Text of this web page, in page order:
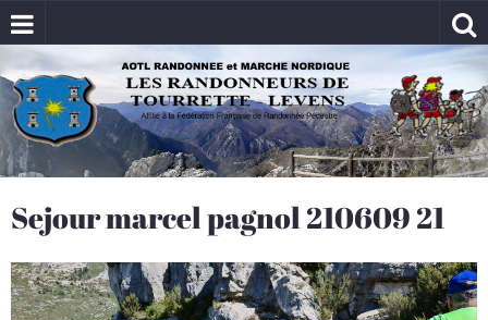
Sejour marcel pagnol 210609 21